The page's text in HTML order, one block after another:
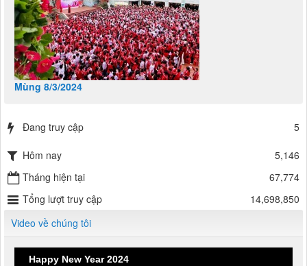
Mùng 8/3/2024
Đang truy cập 5
Hôm nay
5,146
Tháng hiện tại
67,774
Tổng lượt truy cập
14,698,850
Video về chúng tôi
Happy New Year 2024